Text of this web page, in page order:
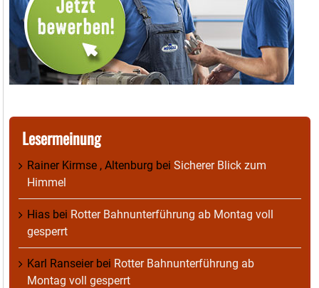
Lesermeinung
Rainer Kirmse , Altenburg bei Sicherer Blick zum
Himmel
Hias bei Rotter Bahnunterführung ab Montag voll
gesperrt
Karl Ranseierbei Rotter Bahnunterführung ab
Montag voll gesperrt